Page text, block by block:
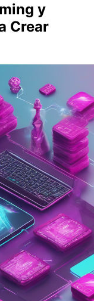
y
Crear